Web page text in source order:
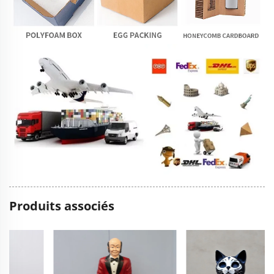
Produits associés